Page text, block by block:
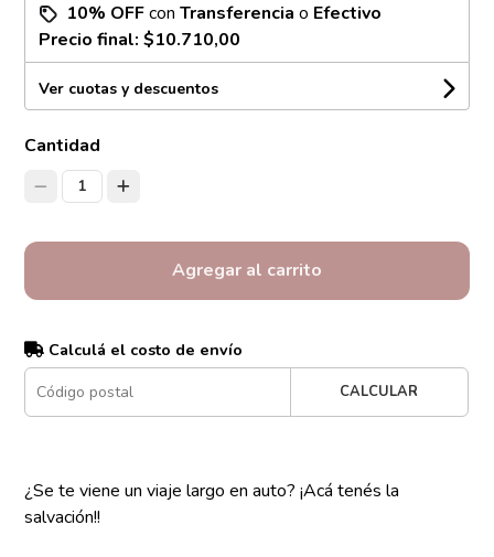
10% OFFconTransferencia o Efectivo
Precio final:$10.710,00
Ver cuotas y descuentos
Cantidad
1
Agregar al carrito
Calculá el costo de envío
CALCULAR
¿Se te viene un viaje largo en auto? ¡Acá tenés la
salvación!!